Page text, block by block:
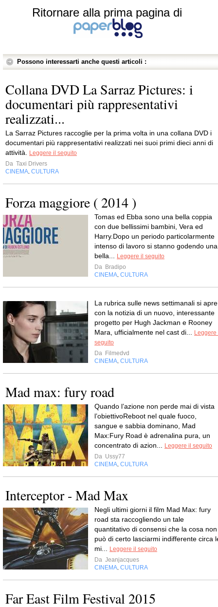
Ritornare alla prima pagina di
Possono interessarti anche questi articoli :
Collana DVD La Sarraz Pictures: i
documentari più rappresentativi
realizzati...
La Sarraz Pictures raccoglie per la prima volta in una collana DVD i
documentari più rappresentativi realizzati nei suoi primi dieci anni di
attività. Leggere il seguito
Da Taxi Drivers
CINEMA, CULTURA
Forza maggiore ( 2014 )
Tomas ed Ebba sono una bella coppia
con due bellissimi bambini, Vera ed
Harry.Dopo un periodo particolarmente
intenso di lavoro si stanno godendo una
bella... Leggere il seguito
Da Bradipo
CINEMA, CULTURA
La rubrica sulle news settimanali si apre
con la notizia di un nuovo, interessante
progetto per Hugh Jackman e Rooney
Mara, ufficialmente nel cast di... Leggere
seguito
Da Filmedvd
CINEMA, CULTURA
Mad max: fury road
Quando l’azione non perde mai di vista
l’obiettivoReboot nel quale fuoco,
sangue e sabbia dominano, Mad
Max:Fury Road è adrenalina pura, un
concentrato di azion... Leggere il seguito
Da Ussy77
CINEMA, CULTURA
Interceptor - Mad Max
Negli ultimi giorni il film Mad Max: fury
road sta raccogliendo un tale
quantitativo di consensi che la cosa non
può di certo lasciarmi indifferente circa
mi... Leggere il seguito
Da Jeanjacques
CINEMA, CULTURA
Far East Film Festival 2015